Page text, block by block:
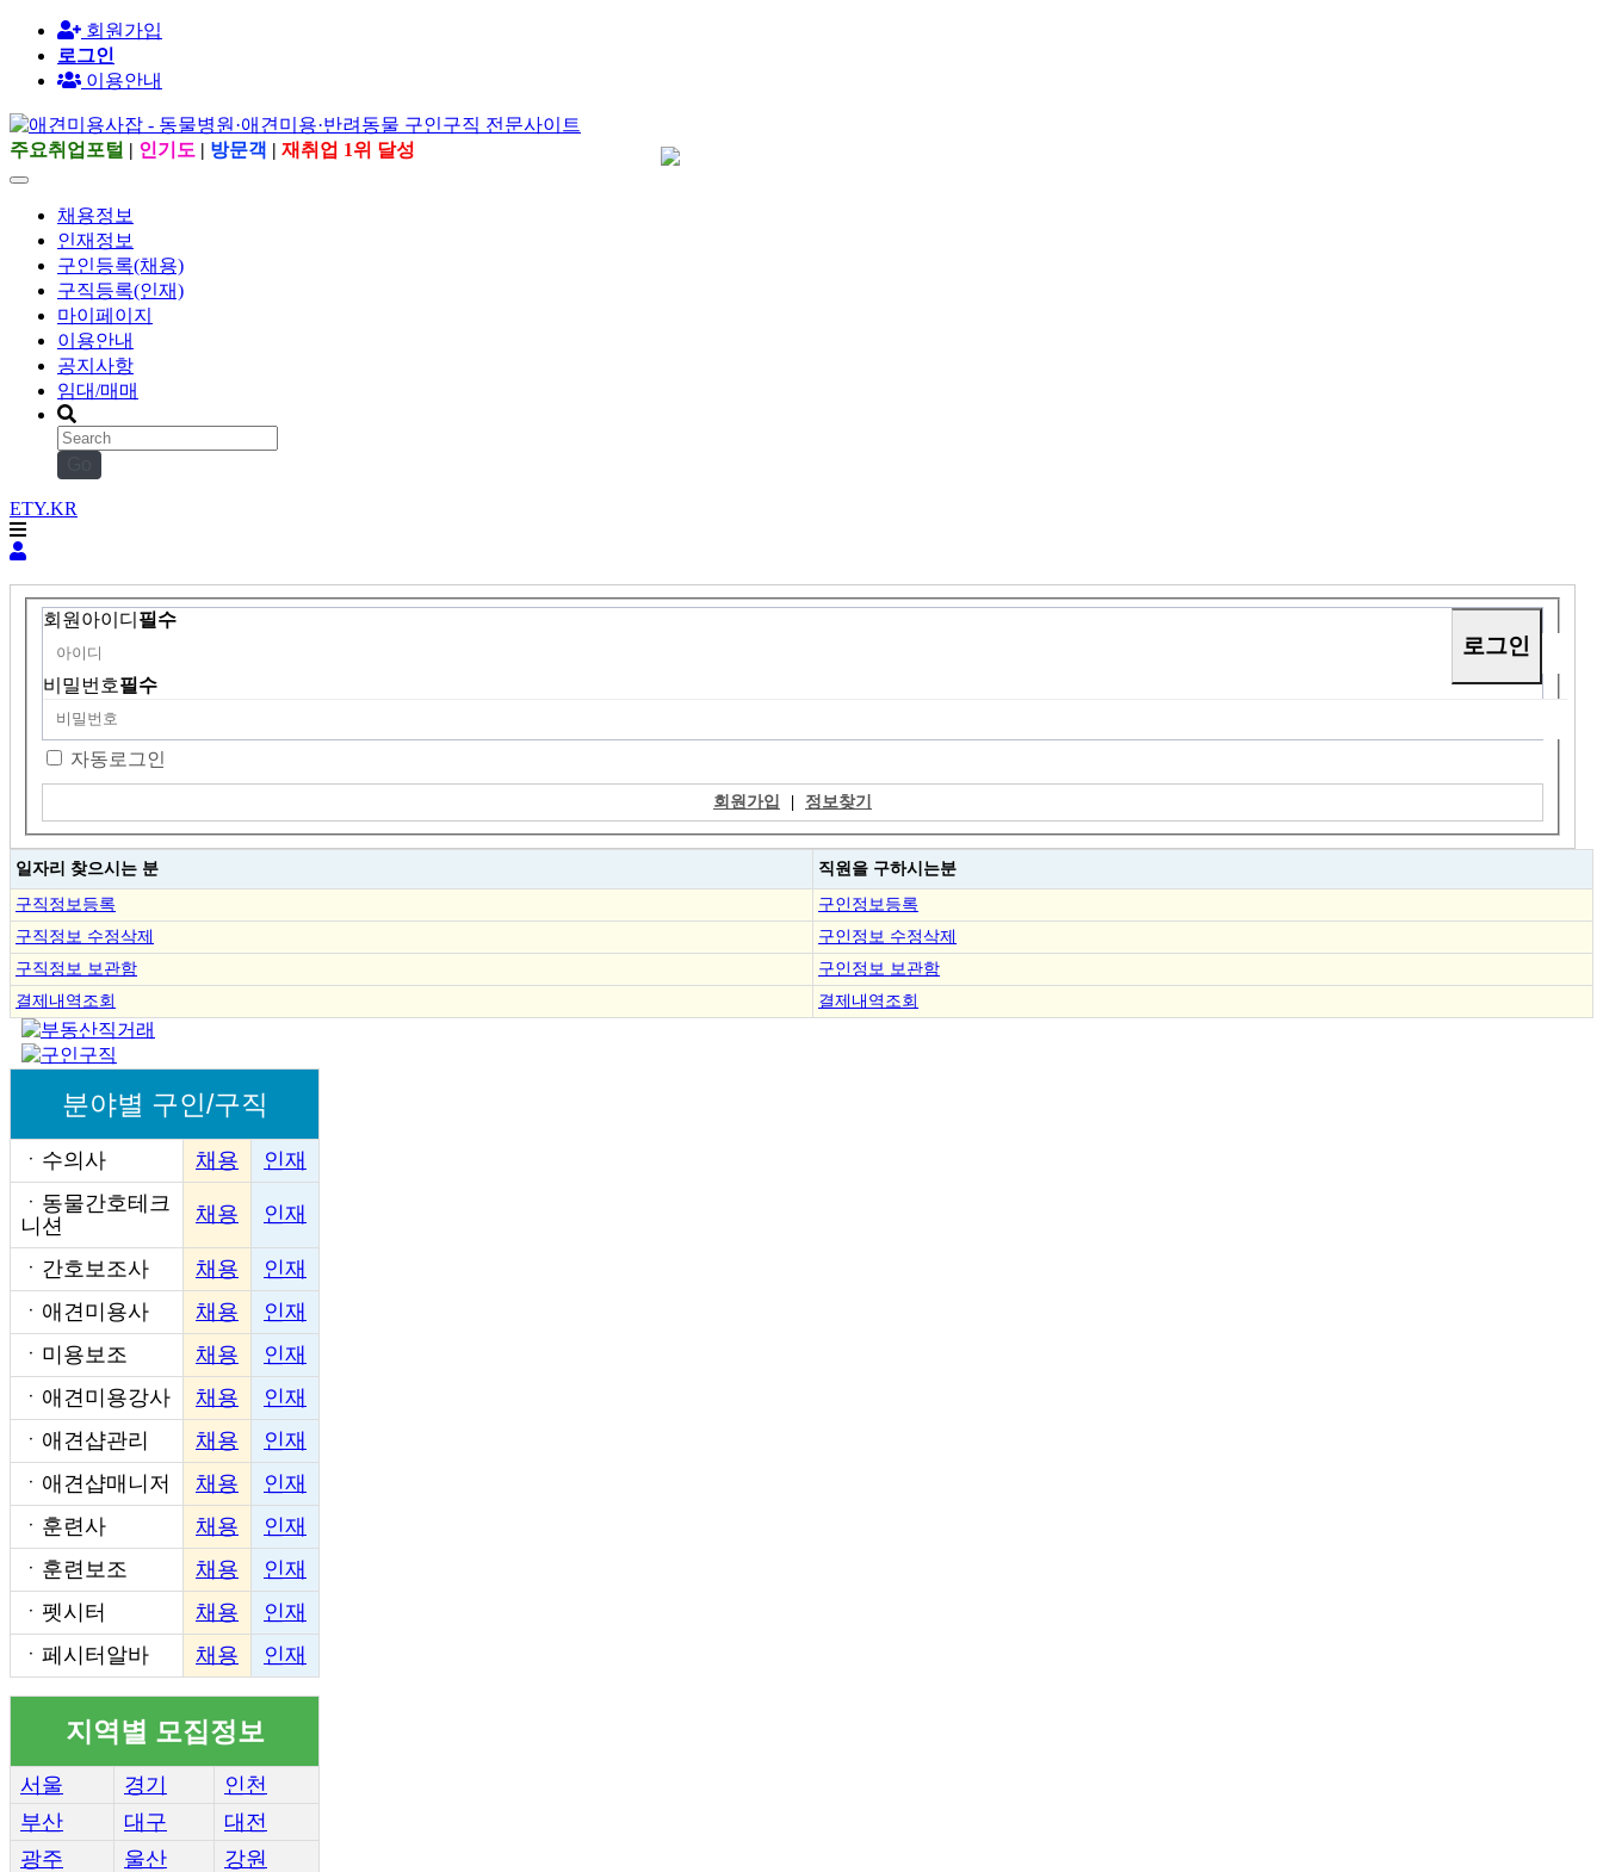
회원가입
로그인
이용안내
주요취업포털 | 인기도 | 방문객 | 재취업 1위 달성
채용정보
인재정보
구인등록(채용)
구직등록(인재)
마이페이지
이용안내
공지사항
임대/매매
ETY.KR
회원아이디 필수
비밀번호필수
자동로그인
회원가입 | 정보찾기
일자리 찾으시는 분 직원을 구하시는분
구직정보등록
구인정보등록
구직정보 수정삭제
구인정보 수정삭제
구직정보 보관함
구인정보 보관함
결제내역조회
결제내역조회
분야별 구인/구직
ㆍ 수의사 채용
인재
ㆍ 동물간호테크
니션
채용 인재
ㆍ 간호보조사 채용
인재
ㆍ 애견미용사 채용
인재
ㆍ 미용보조 채용
인재
ㆍ 애견미용강사 채용
인재
ㆍ 애견샵관리 채용
인재
ㆍ 애견샵매니저 채용
인재
ㆍ 훈련사 채용
인재
ㆍ 훈련보조 채용
인재
ㆍ 펫시터 채용
인재
ㆍ 페시터알바 채용 인재
지역별 모집정보
서울 경기
인천
부산
대구
대전
광주
울산
강원